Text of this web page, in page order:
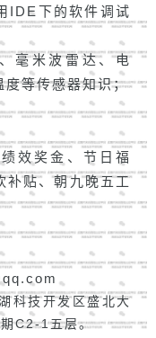
IDE下的软件调试
毫米波雷达、电
度等传感器知识；
效奖金、节日福
补贴、朝九晚五工
科技开发区盛北大
C2-1五层。